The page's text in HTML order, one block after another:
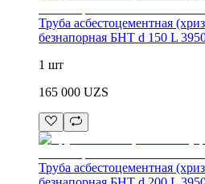
Труба асбестоцементная
безнапорная БНТ d 150 L
1 шт
165 000 UZS
Труба асбестоцементная